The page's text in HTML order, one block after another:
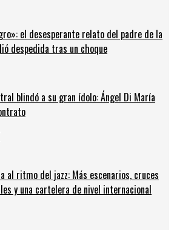
el desesperante relato del padre de la
despedida tras un choque
blindó a su gran ídolo: Ángel Di María
al ritmo del jazz: Más escenarios, cruces
y una cartelera de nivel internacional